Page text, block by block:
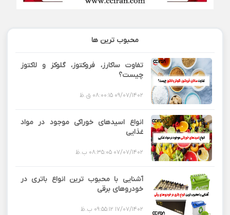
محبوب ترین ها
تفاوت ساکارز، فروکتوز، گلوکز و لاکتوز
چیست؟
09/07/1402 08:00:15 ق.ظ
انواع اسیدهای خوراکی موجود در مواد
غذایی
07/07/1402 08:35:05 ب.ظ
آشنایی با محبوب ترین انواع باتری در
خودروهای برقی
17/07/1402 09:55:12 ب.ظ